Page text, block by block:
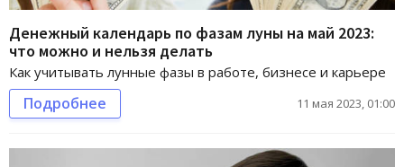
Денежный календарь по фазам луны на май 2023:
что можно и нельзя делать
Как учитывать лунные фазы в работе, бизнесе и карьере
Подробнее 11 мая 2023, 01:00